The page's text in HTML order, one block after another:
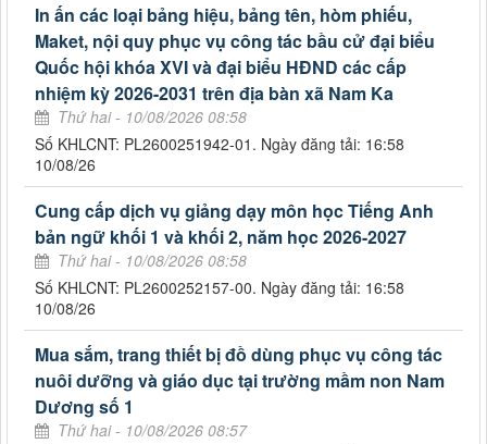
In ấn các loại bảng hiệu, bảng tên, hòm phiếu,
Maket, nội quy phục vụ công tác bầu cử đại biểu
Quốc hội khóa XVI và đại biểu HĐND các cấp
nhiệm kỳ 2026-2031 trên địa bàn xã Nam Ka
Thứ hai - 10/08/2026 08:58
Số KHLCNT: PL2600251942-01. Ngày đăng tải: 16:58
10/08/26
Cung cấp dịch vụ giảng dạy môn học Tiếng Anh
bản ngữ khối 1 và khối 2, năm học 2026-2027
Thứ hai - 10/08/2026 08:58
Số KHLCNT: PL2600252157-00. Ngày đăng tải: 16:58
10/08/26
Mua sắm, trang thiết bị đồ dùng phục vụ công tác
nuôi dưỡng và giáo dục tại trường mầm non Nam
Dương số 1
Thứ hai - 10/08/2026 08:57